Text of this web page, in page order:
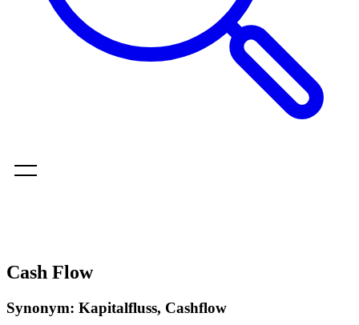
Cash Flow
Synonym: Kapitalfluss, Cashflow